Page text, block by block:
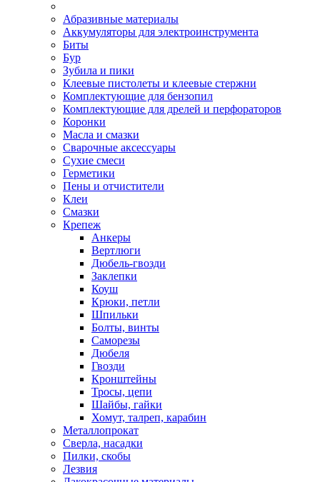
Абразивные материалы
Аккумуляторы для электроинструмента
Биты
Бур
Зубила и пики
Клеевые пистолеты и клеевые стержни
Комплектующие для бензопил
Комплектующие для дрелей и перфораторов
Коронки
Масла и смазки
Сварочные аксессуары
Сухие смеси
Герметики
Пены и отчистители
Клеи
Смазки
Крепеж
Анкеры
Вертлюги
Дюбель-гвозди
Заклепки
Коуш
Крюки, петли
Шпильки
Болты, винты
Саморезы
Дюбеля
Гвозди
Кронштейны
Тросы, цепи
Шайбы, гайки
Хомут, талреп, карабин
Металлопрокат
Сверла, насадки
Пилки, скобы
Лезвия